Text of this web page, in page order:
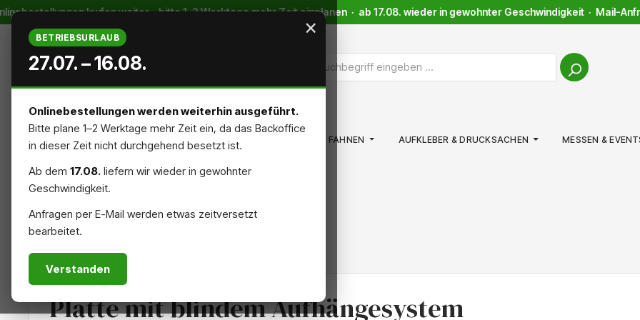
Hauptinhalt springen
Zur Suche springenlaufen weiter – bitte 1–2 Werktage mehr Zeit einplanen · ab 17.08. wieder in gewohnter Geschwindigkeit · Mail-
STARTSEITE AUSSENREKLAME INNENREKLAME FAHNEN AUFKLEBER & DRUCKSACHEN MESSEN &
NACHHALTIG ZUBEHÖR
EINRICHTUNG
Platte mit blindem Aufhängesystem
×
BETRIEBSURLAUB
27.07. – 16.08.
Onlinebestellungen werden weiterhin ausgeführt.
Bitte plane 1–2 Werktage mehr Zeit ein, da das Backoffice
in dieser Zeit nicht durchgehend besetzt ist.
Ab dem 17.08. liefern wir wieder in gewohnter
Geschwindigkeit.
Anfragen per E-Mail werden etwas zeitversetzt
bearbeitet.
Verstanden